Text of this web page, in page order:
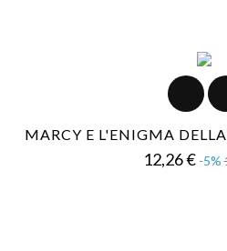
MARCY E L'ENIGMA
12,26 € -5%